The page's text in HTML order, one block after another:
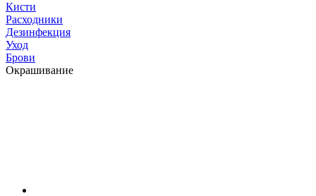
Кисти
Расходники
Дезинфекция
Уход
Брови
Окрашивание